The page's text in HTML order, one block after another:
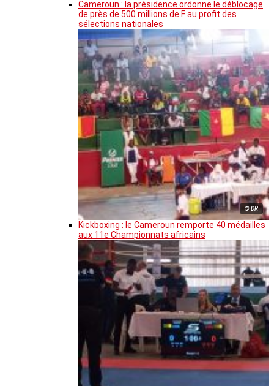
Cameroun : la présidence ordonne le déblocage
de près de 500 millions de F au profit des
sélections nationales
© DR
Kickboxing : le Cameroun remporte 40 médailles
aux 11e Championnats africains